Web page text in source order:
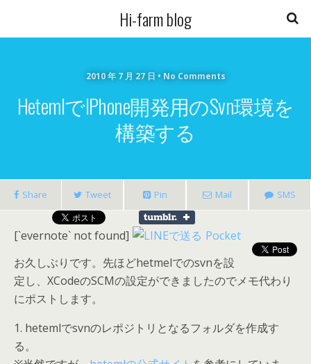
Hi-farm blog
2010 年 7 月 27 日 • No Comments
HetemlでiPhone開発用のsvn環境を
構築する
Share Tweet Pin Mail SMS
[`evernote` not found]
Pocket
お久しぶりです。先ほどhetmelでのsvnを設
定し、XCodeのSCMの設定ができましたのでメモ代わり
にポストします。
1. hetemlでsvnのレポジトリとなるフォルダを作成す
る。